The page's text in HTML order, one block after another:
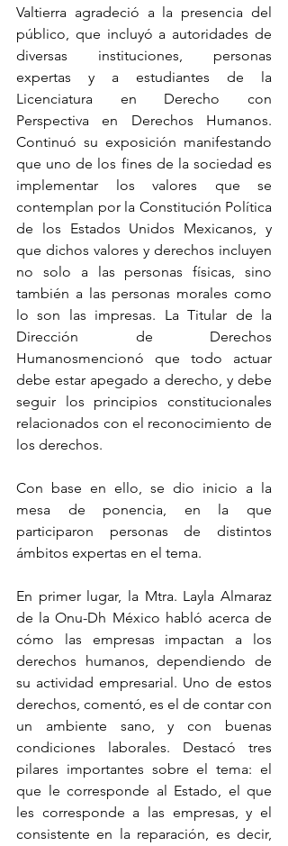
Valtierra agradeció a la presencia del
público, que incluyó a autoridades de
diversas instituciones, personas
expertas y a estudiantes de la
Licenciatura en Derecho con
Perspectiva en Derechos Humanos.
Continuó su exposición manifestando
que uno de los fines de la sociedad es
implementar los valores que se
contemplan por la Constitución Política
de los Estados Unidos Mexicanos, y
que dichos valores y derechos incluyen
no solo a las personas físicas, sino
también a las personas morales como
lo son las impresas. La Titular de la
Dirección de Derechos
Humanosmencionó que todo actuar
debe estar apegado a derecho, y debe
seguir los principios constitucionales
relacionados con el reconocimiento de
los derechos.
Con base en ello, se dio inicio a la
mesa de ponencia, en la que
participaron personas de distintos
ámbitos expertas en el tema.
En primer lugar, la Mtra. Layla Almaraz
de la Onu-Dh México habló acerca de
cómo las empresas impactan a los
derechos humanos, dependiendo de
su actividad empresarial. Uno de estos
derechos, comentó, es el de contar con
un ambiente sano, y con buenas
condiciones laborales. Destacó tres
pilares importantes sobre el tema: el
que le corresponde al Estado, el que
les corresponde a las empresas, y el
consistente en la reparación, es decir,